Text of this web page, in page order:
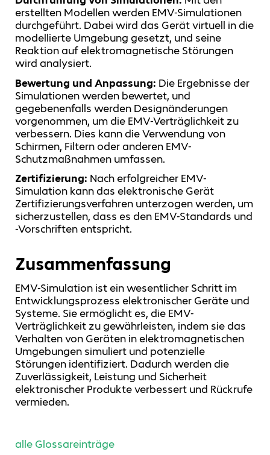
erstellten Modellen werden EMV-Simulationen
durchgeführt. Dabei wird das Gerät virtuell in die
modellierte Umgebung gesetzt, und seine
Reaktion auf elektromagnetische Störungen
wird analysiert.
Bewertung und Anpassung: Die Ergebnisse der
Simulationen werden bewertet, und
gegebenenfalls werden Designänderungen
vorgenommen, um die EMV-Verträglichkeit zu
verbessern. Dies kann die Verwendung von
Schirmen, Filtern oder anderen EMV-
Schutzmaßnahmen umfassen.
Zertifizierung: Nach erfolgreicher EMV-
Simulation kann das elektronische Gerät
Zertifizierungsverfahren unterzogen werden, um
sicherzustellen, dass es den EMV-Standards und
-Vorschriften entspricht.
Zusammenfassung
EMV-Simulation ist ein wesentlicher Schritt im
Entwicklungsprozess elektronischer Geräte und
Systeme. Sie ermöglicht es, die EMV-
Verträglichkeit zu gewährleisten, indem sie das
Verhalten von Geräten in elektromagnetischen
Umgebungen simuliert und potenzielle
Störungen identifiziert. Dadurch werden die
Zuverlässigkeit, Leistung und Sicherheit
elektronischer Produkte verbessert und Rückrufe
vermieden.
alle Glossareinträge